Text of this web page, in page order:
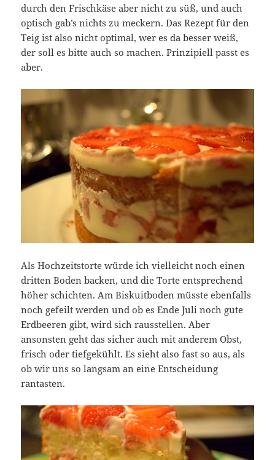
durch den Frischkäse aber nicht zu süß, und auch
optisch gab’s nichts zu meckern. Das Rezept für den
Teig ist also nicht optimal, wer es da besser weiß,
der soll es bitte auch so machen. Prinzipiell passt es
aber.
Als Hochzeitstorte würde ich vielleicht noch einen
dritten Boden backen, und die Torte entsprechend
höher schichten. Am Biskuitboden müsste ebenfalls
noch gefeilt werden und ob es Ende Juli noch gute
Erdbeeren gibt, wird sich rausstellen. Aber
ansonsten geht das sicher auch mit anderem Obst,
frisch oder tiefgekühlt. Es sieht also fast so aus, als
ob wir uns so langsam an eine Entscheidung
rantasten.